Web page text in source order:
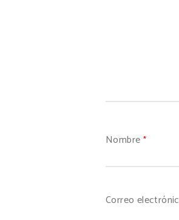
Nombre *
Correo